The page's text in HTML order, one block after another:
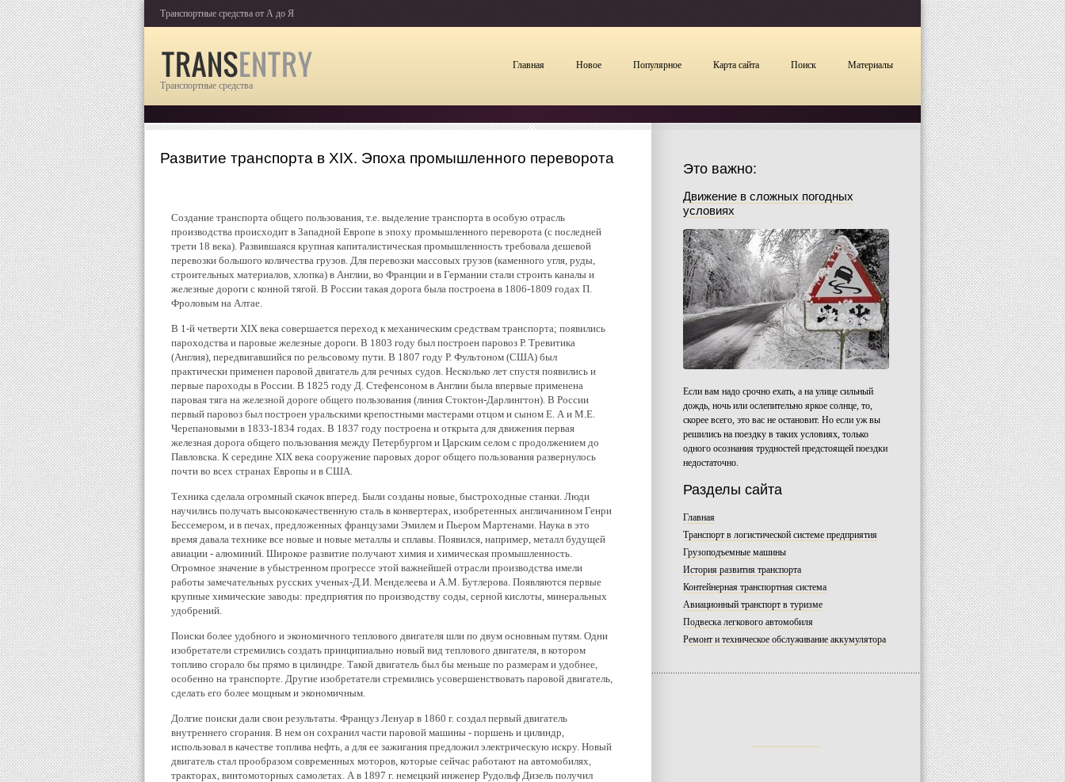
Транспортные средства от А до Я
Транспортные средства
Главная Новое Популярное Карта сайта Поиск Материалы
Развитие транспорта в XIX. Эпоха промышленного переворота
Создание транспорта общего пользования, т.е. выделение транспорта в особую отрасль
производства происходит в Западной Европе в эпоху промышленного переворота (с последней
трети 18 века). Развившаяся крупная капиталистическая промышленность требовала дешевой
перевозки большого количества грузов. Для перевозки массовых грузов (каменного угля, руды,
строительных материалов, хлопка) в Англии, во Франции и в Германии стали строить каналы и
железные дороги с конной тягой. В России такая дорога была построена в 1806-1809 годах П.
Фроловым на Алтае.
В 1-й четверти XIX века совершается переход к механическим средствам транспорта; появились
пароходства и паровые железные дороги. В 1803 году был построен паровоз Р. Тревитика
(Англия), передвигавшийся по рельсовому пути. В 1807 году Р. Фультоном (США) был
практически применен паровой двигатель для речных судов. Несколько лет спустя появились и
первые пароходы в России. В 1825 году Д. Стефенсоном в Англии была впервые применена
паровая тяга на железной дороге общего пользования (линия Стоктон-Дарлингтон). В России
первый паровоз был построен уральскими крепостными мастерами отцом и сыном Е. А и М.Е.
Черепановыми в 1833-1834 годах. В 1837 году построена и открыта для движения первая
железная дорога общего пользования между Петербургом и Царским селом с продолжением до
Павловска. К середине XIX века сооружение паровых дорог общего пользования развернулось
почти во всех странах Европы и в США.
Техника сделала огромный скачок вперед. Были созданы новые, быстроходные станки. Люди
научились получать высококачественную сталь в конвертерах, изобретенных англичанином Генри
Бессемером, и в печах, предложенных французами Эмилем и Пьером Мартенами. Наука в это
время давала технике все новые и новые металлы и сплавы. Появился, например, металл будущей
авиации - алюминий. Широкое развитие получают химия и химическая промышленность.
Огромное значение в убыстренном прогрессе этой важнейшей отрасли производства имели
работы замечательных русских ученых-Д.И. Менделеева и А.М. Бутлерова. Появляются первые
крупные химические заводы: предприятия по производству соды, серной кислоты, минеральных
удобрений.
Поиски более удобного и экономичного теплового двигателя шли по двум основным путям. Одни
изобретатели стремились создать принципиально новый вид теплового двигателя, в котором
топливо сгорало бы прямо в цилиндре. Такой двигатель был бы меньше по размерам и удобнее,
особенно на транспорте. Другие изобретатели стремились усовершенствовать паровой двигатель,
сделать его более мощным и экономичным.
Долгие поиски дали свои результаты. Француз Ленуар в 1860 г. создал первый двигатель
внутреннего сгорания. В нем он сохранил части паровой машины - поршень и цилиндр,
использовал в качестве топлива нефть, а для ее зажигания предложил электрическую искру. Новый
двигатель стал прообразом современных моторов, которые сейчас работают на автомобилях,
тракторах, винтомоторных самолетах. А в 1897 г. немецкий инженер Рудольф Дизель получил
Это важно:
Движение в сложных погодных
условиях
Если вам надо срочно ехать, а на улице сильный
дождь, ночь или ослепительно яркое солнце, то,
скорее всего, это вас не остановит. Но если уж вы
решились на поездку в таких условиях, только
одного осознания трудностей предстоящей поездки
недостаточно.
Разделы сайта
Главная
Транспорт в логистической системе предприятия
Грузоподъемные машины
История развития транспорта
Контейнерная транспортная система
Авиационный транспорт в туризме
Подвеска легкового автомобиля
Ремонт и техническое обслуживание аккумулятора